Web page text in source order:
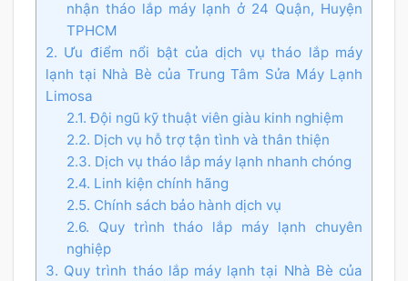
nhận tháo lắp máy lạnh ở 24 Quận, Huyện
TPHCM
2. Ưu điểm nổi bật của dịch vụ tháo lắp máy
lạnh tại Nhà Bè của Trung Tâm Sửa Máy Lạnh
Limosa
2.1. Đội ngũ kỹ thuật viên giàu kinh nghiệm
2.2. Dịch vụ hỗ trợ tận tình và thân thiện
2.3. Dịch vụ tháo lắp máy lạnh nhanh chóng
2.4. Linh kiện chính hãng
2.5. Chính sách bảo hành dịch vụ
2.6. Quy trình tháo lắp máy lạnh chuyên
nghiệp
3. Quy trình tháo lắp máy lạnh tại Nhà Bè của